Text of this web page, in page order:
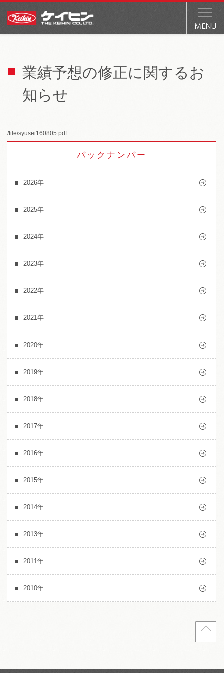
業績予想の修正に関するお
知らせ
/file/syusei160805.pdf
バックナンバー
2026年
2025年
2024年
2023年
2022年
2021年
2020年
2019年
2018年
2017年
2016年
2015年
2014年
2013年
2011年
2010年